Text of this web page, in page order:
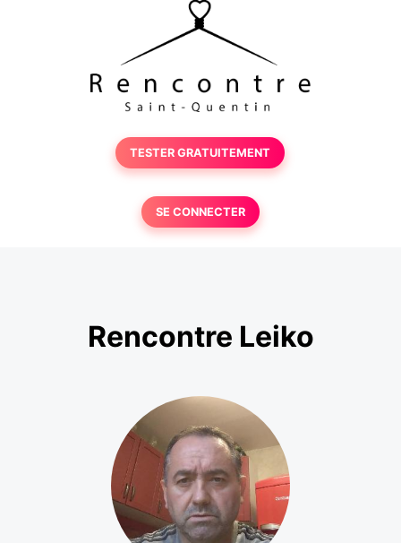
TESTER GRATUITEMENT
SE CONNECTER
Rencontre Leiko